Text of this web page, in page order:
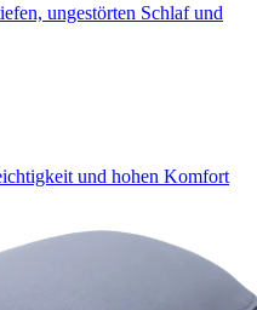
ungestörten Schlaf und
und hohen Komfort